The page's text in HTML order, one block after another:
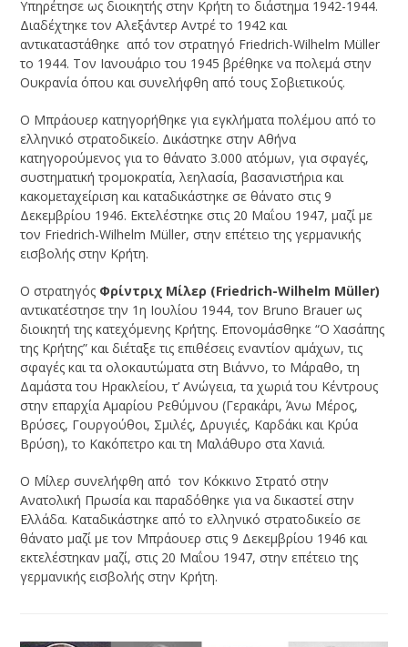
Υπηρέτησε ως διοικητής στην Κρήτη το διάστημα 1942-1944.
Διαδέχτηκε τον Αλεξάντερ Αντρέ το 1942 και
αντικαταστάθηκε από τον στρατηγό Friedrich-Wilhelm Müller
το 1944. Τον Ιανουάριο του 1945 βρέθηκε να πολεμά στην
Ουκρανία όπου και συνελήφθη από τους Σοβιετικούς.
Ο Μπράουερ κατηγορήθηκε για εγκλήματα πολέμου από το
ελληνικό στρατοδικείο. Δικάστηκε στην Αθήνα
κατηγορούμενος για το θάνατο 3.000 ατόμων, για σφαγές,
συστηματική τρομοκρατία, λεηλασία, βασανιστήρια και
κακομεταχείριση και καταδικάστηκε σε θάνατο στις 9
Δεκεμβρίου 1946. Εκτελέστηκε στις 20 Μαΐου 1947, μαζί με
τον Friedrich-Wilhelm Müller, στην επέτειο της γερμανικής
εισβολής στην Κρήτη.
Ο στρατηγός Φρίντριχ Μίλερ (Friedrich-Wilhelm Müller)
αντικατέστησε την 1η Ιουλίου 1944, τον Bruno Brauer ως
διοικητή της κατεχόμενης Κρήτης. Επονομάσθηκε “Ο Χασάπης
της Κρήτης” και διέταξε τις επιθέσεις εναντίον αμάχων, τις
σφαγές και τα ολοκαυτώματα στη Βιάννο, το Μάραθο, τη
Δαμάστα του Ηρακλείου, τ’ Ανώγεια, τα χωριά του Κέντρους
στην επαρχία Αμαρίου Ρεθύμνου (Γερακάρι, Άνω Μέρος,
Βρύσες, Γουργούθοι, Σμιλές, Δρυγιές, Καρδάκι και Κρύα
Βρύση), το Κακόπετρο και τη Μαλάθυρο στα Χανιά.
Ο Μίλερ συνελήφθη από τον Κόκκινο Στρατό στην
Ανατολική Πρωσία και παραδόθηκε για να δικαστεί στην
Ελλάδα. Καταδικάστηκε από το ελληνικό στρατοδικείο σε
θάνατο μαζί με τον Μπράουερ στις 9 Δεκεμβρίου 1946 και
εκτελέστηκαν μαζί, στις 20 Μαΐου 1947, στην επέτειο της
γερμανικής εισβολής στην Κρήτη.